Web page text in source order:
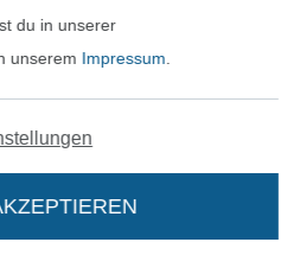
der gesetzl. MwSt.
Preise entsprechen dem
bei Stoffe Hemmers.
Nederlands
den niederländischen
Français
In den
du in unserer
unserem Impressum